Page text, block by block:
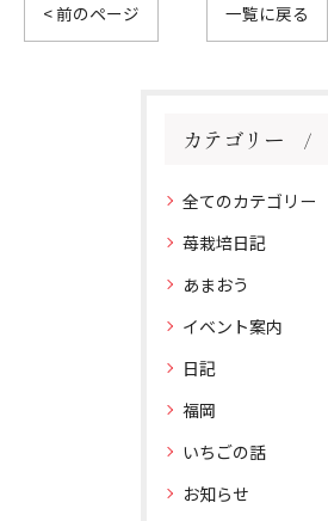
< 前のページ 一覧に戻る
カテゴリー
全てのカテゴリー
苺栽培日記
あまおう
イベント案内
日記
福岡
いちごの話
お知らせ